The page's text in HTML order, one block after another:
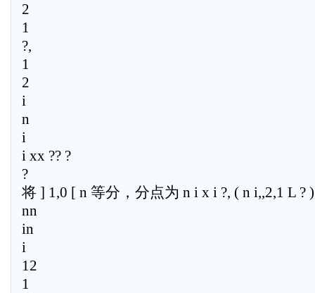
2
1
?,
1
2
i
n
i
i xx ?? ?
?
将 ] 1,0 [ n 等分，分点为 n i x i ?, ( n i,,2,1 L ? )
nn
in
i
12
1